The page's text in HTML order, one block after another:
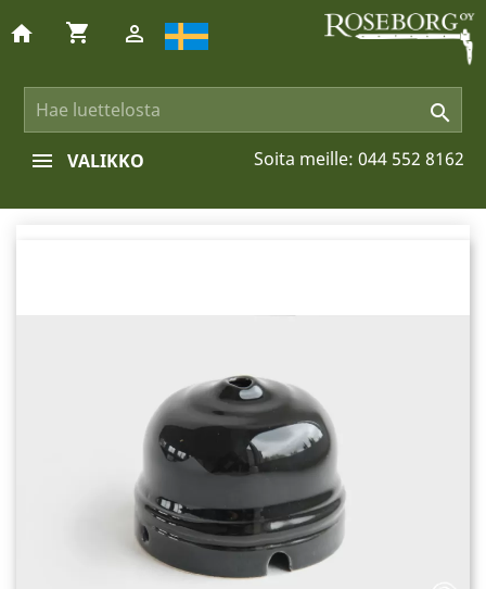

home shopping_cart 
Soita meille: 044 552 8162
VALIKKO